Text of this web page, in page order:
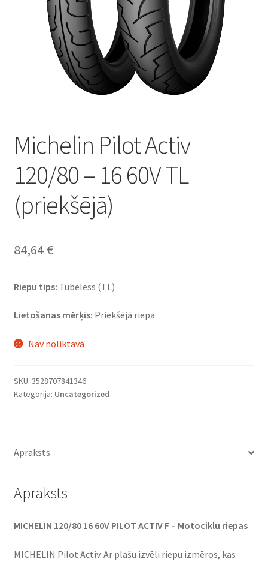
Michelin Pilot Activ
120/80 – 16 60V TL
(priekšējā)
84,64 €
Riepu tips: Tubeless (TL)
Lietošanas mērķis: Priekšējā riepa
Nav noliktavā
SKU: 3528707841346
Kategorija: Uncategorized
Apraksts
Apraksts
MICHELIN 120/80 16 60V PILOT ACTIV F – Motociklu riepas
MICHELIN Pilot Activ. Ar plašu izvēli riepu izmēros, kas